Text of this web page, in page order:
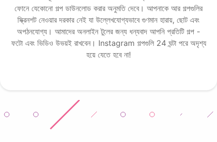
ফোনে যেকোনো গল্প ডাউনলোড করার অনুমতি দেবে। আপনাকে আর গল্পগুলির
স্ক্রিনশট নেওয়ার দরকার নেই যা উল্লেখযোগ্যভাবে গুণমান হারায়, ছোট এবং
অপঠনযোগ্য। আমাদের অনলাইন টুলের জন্য ধন্যবাদ আপনি প্রতিটি গল্প -
ফটো এবং ভিডিও উভয়ই রাখবেন। Instagram গল্পগুলি 24 ঘন্টা পরে অদৃশ্য
হয়ে যেতে হবে না!